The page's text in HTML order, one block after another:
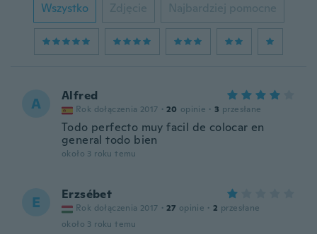
Wszystko Zdjęcie Najbardziej pomocne
A Alfred
Rok dołączenia 2017 · 20 opinie · 3 przesłane
Todo perfecto muy facil de colocar en
general todo bien
około 3 roku temu
E Erzsébet
Rok dołączenia 2017 · 27 opinie · 2 przesłane
około 3 roku temu